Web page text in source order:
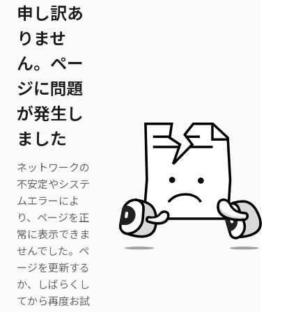
申し訳あ
りませ
ん。ペー
ジに問題
が発生し
ました
ネットワークの
不安定やシステ
ムエラーによ
り、ページを正
常に表示できま
せんでした。ペ
ージを更新する
か、しばらくし
てから再度お試